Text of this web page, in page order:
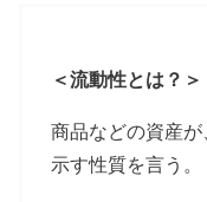
＜流動性とは？＞
商品などの資産
示す性質を言う。